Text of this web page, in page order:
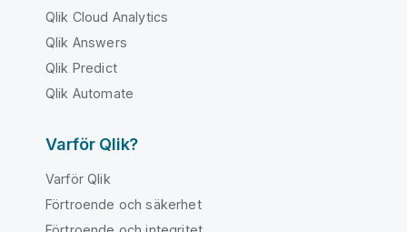
Qlik Cloud Analytics
Qlik Answers
Qlik Predict
Qlik Automate
Varför Qlik?
Varför Qlik
Förtroende och säkerhet